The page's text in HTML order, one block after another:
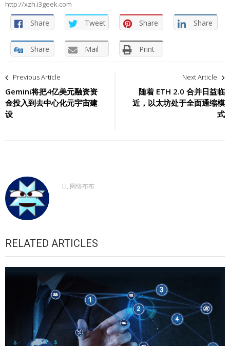
http://xzh.i3geek.com
Share Tweet Share Share
Share Mail Print
文
章
导
Previous Article
Gemini将把4亿美元融资资
金投入到去中心化元宇宙建
设
Next Article
随着 ETH 2.0 合并日益临
近，以太坊处于全面通缩模
式
LI, 网络布布
RELATED ARTICLES